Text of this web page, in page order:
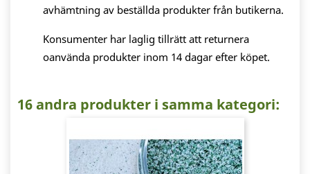
avhämtning av beställda produkter från butikerna.
Konsumenter har laglig tillrätt att returnera
oanvända produkter inom 14 dagar efter köpet.
16 andra produkter i samma kategori: